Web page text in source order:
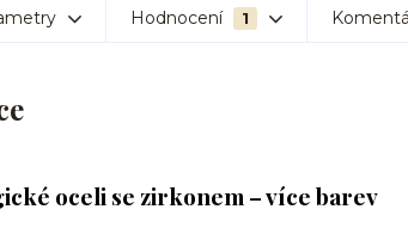
Hodnocení 1
oceli se zirkonem – více barev